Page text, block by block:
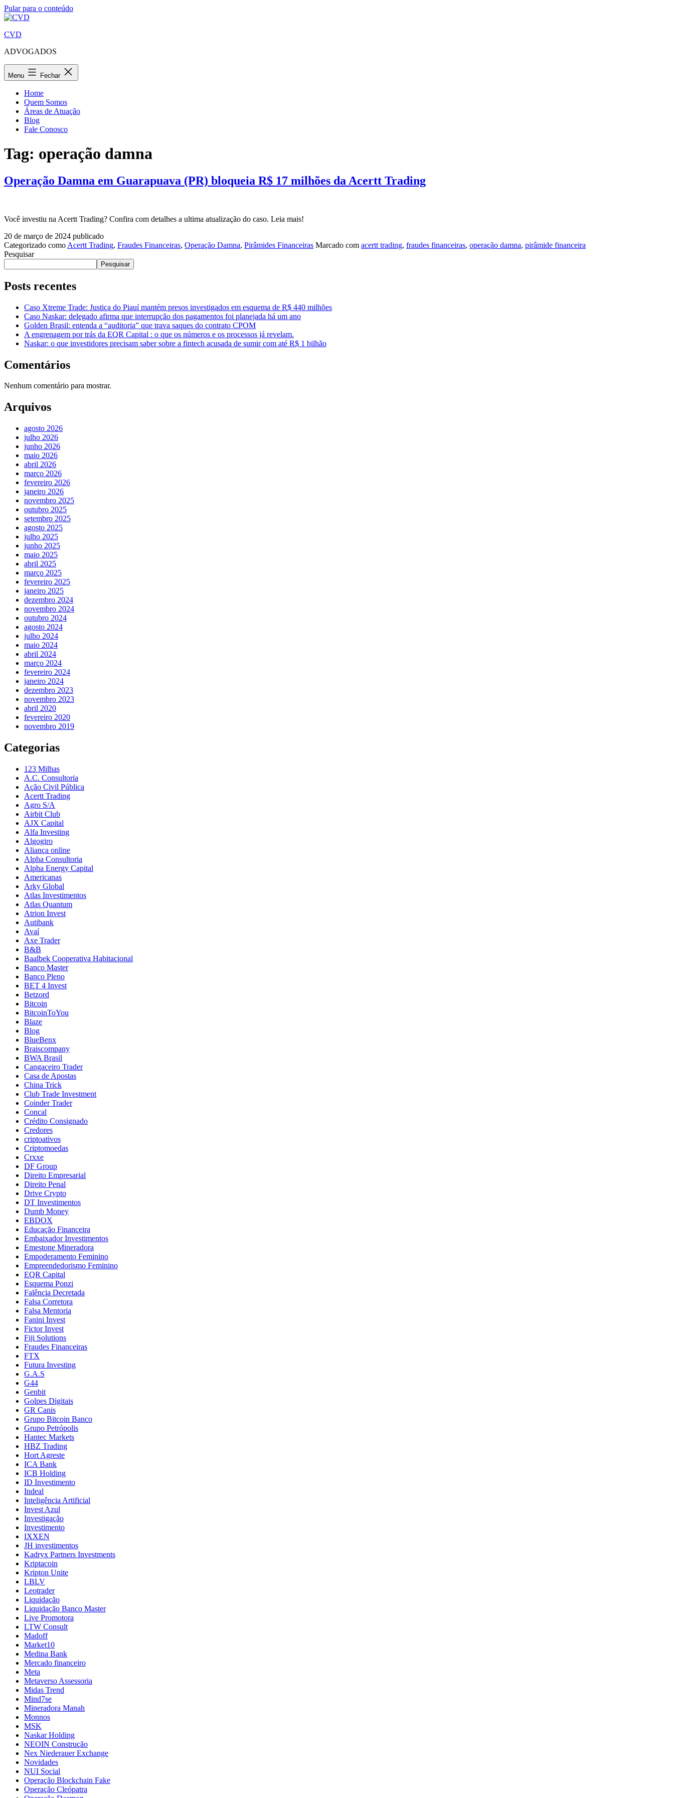
Pular para o conteúdo
CVD
ADVOGADOS
Menu Fechar
Home
Quem Somos
Áreas de Atuação
Blog
Fale Conosco
Tag: operação damna
Operação Damna em Guarapuava (PR) bloqueia R$ 17 milhões da Acertt Trading
Você investiu na Acertt Trading? Confira com detalhes a ultima atualização do caso. Leia mais!
20 de março de 2024 publicado
Categorizado como Acertt Trading, Fraudes Financeiras, Operação Damna, Pirâmides Financeiras Marcado com acertt trading, fraudes financeiras, operação damna, pirâmide financeira
Pesquisar
Pesquisar
Posts recentes
Caso Xtreme Trade: Justiça do Piauí mantém presos investigados em esquema de R$ 440 milhões
Caso Naskar: delegado afirma que interrupção dos pagamentos foi planejada há um ano
Golden Brasil: entenda a “auditoria” que trava saques do contrato CPOM
A engrenagem por trás da EQR Capital : o que os números e os processos já revelam.
Naskar: o que investidores precisam saber sobre a fintech acusada de sumir com até R$ 1 bilhão
Comentários
Nenhum comentário para mostrar.
Arquivos
agosto 2026
julho 2026
junho 2026
maio 2026
abril 2026
março 2026
fevereiro 2026
janeiro 2026
novembro 2025
outubro 2025
setembro 2025
agosto 2025
julho 2025
junho 2025
maio 2025
abril 2025
março 2025
fevereiro 2025
janeiro 2025
dezembro 2024
novembro 2024
outubro 2024
agosto 2024
julho 2024
maio 2024
abril 2024
março 2024
fevereiro 2024
janeiro 2024
dezembro 2023
novembro 2023
abril 2020
fevereiro 2020
novembro 2019
Categorias
123 Milhas
A.C. Consultoria
Ação Civil Pública
Acertt Trading
Agro S/A
Airbit Club
AJX Capital
Alfa Investing
Algogiro
Aliança online
Alpha Consultoria
Alpha Energy Capital
Americanas
Arky Global
Atlas Investimentos
Atlas Quantum
Atrion Invest
Autibank
Avaí
Axe Trader
B&B
Baalbek Cooperativa Habitacional
Banco Master
Banco Pleno
BET 4 Invest
Betzord
Bitcoin
BitcoinToYou
Blaze
Blog
BlueBenx
Braiscompany
BWA Brasil
Cangaceiro Trader
Casa de Apostas
China Trick
Club Trade Investment
Coinder Trader
Concal
Crédito Consignado
Credores
criptoativos
Criptomoedas
Crxxe
DF Group
Direito Empresarial
Direito Penal
Drive Crypto
DT Investimentos
Dumb Money
EBDOX
Educação Financeira
Embaixador Investimentos
Emestone Mineradora
Empoderamento Feminino
Empreendedorismo Feminino
EQR Capital
Esquema Ponzi
Falência Decretada
Falsa Corretora
Falsa Mentoria
Fanini Invest
Fictor Invest
Fiji Solutions
Fraudes Financeiras
FTX
Futura Investing
G.A.S
G44
Genbit
Golpes Digitais
GR Canis
Grupo Bitcoin Banco
Grupo Petrópolis
Hantec Markets
HBZ Trading
Hort Agreste
ICA Bank
ICB Holding
ID Investimento
Indeal
Inteligência Artificial
Invest Azul
Investigação
Investimento
IXXEN
JH investimentos
Kadryx Partners Investments
Kriptacoin
Kripton Unite
LBLV
Leotrader
Liquidação
Liquidação Banco Master
Live Promotora
LTW Consult
Madoff
Market10
Medina Bank
Mercado financeiro
Meta
Metaverso Assessoria
Midas Trend
Mind7se
Mineradora Manah
Monnos
MSK
Naskar Holding
NEOIN Construção
Nex Niederauer Exchange
Novidades
NUI Social
Operação Blockchain Fake
Operação Cleópatra